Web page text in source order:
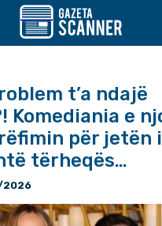
t’a ndajë
Komediania e
për jetën
tërheqës…
2026